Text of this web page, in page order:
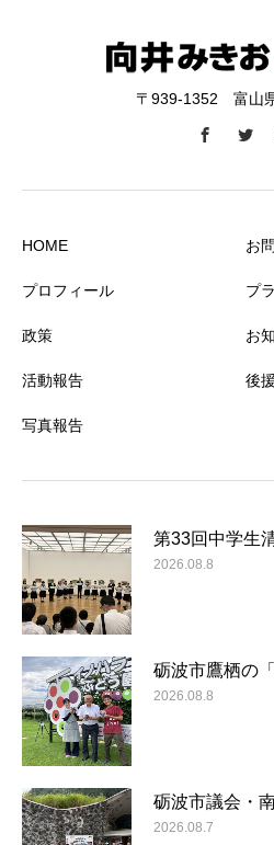
〒939-1352 富山
HOME
プロフィール
政策
活動報告
写真報告
お
プ
お
後
第33回中学生
2026.08.8
砺波市鷹栖の
2026.08.8
砺波市議会・
2026.08.7